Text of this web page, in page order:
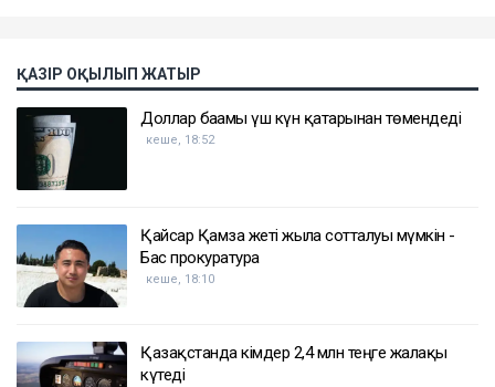
ҚАЗІР ОҚЫЛЫП ЖАТЫР
Доллар бағамы үш күн қатарынан төмендеді
кеше, 18:52
Қайсар Қамза жеті жылға сотталуы мүмкін -
Бас прокуратура
кеше, 18:10
Қазақстанда кімдер 2,4 млн теңге жалақы
күтеді